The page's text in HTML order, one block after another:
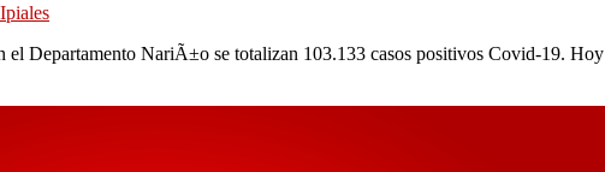
el Departamento NariÃ±o se totalizan 103.133 casos positivos Covid-19. Hoy